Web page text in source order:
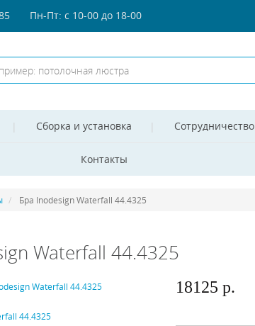
Пн-Пт: с 10-00 до 18-00
Сборка и установка Сотрудничество
Контакты
Бра Inodesign Waterfall 44.4325
Waterfall 44.4325
18125 р.